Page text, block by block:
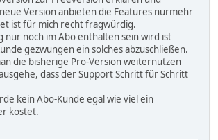
Version anbieten die Features nurmehr
ist für mich recht fragwürdig.
nur noch im Abo enthalten sein wird ist
gezwungen ein solches abzuschließen.
die bisherige Pro-Version weiternutzen
dass der Support Schritt für Schritt
kein Abo-Kunde egal wie viel ein
kostet.